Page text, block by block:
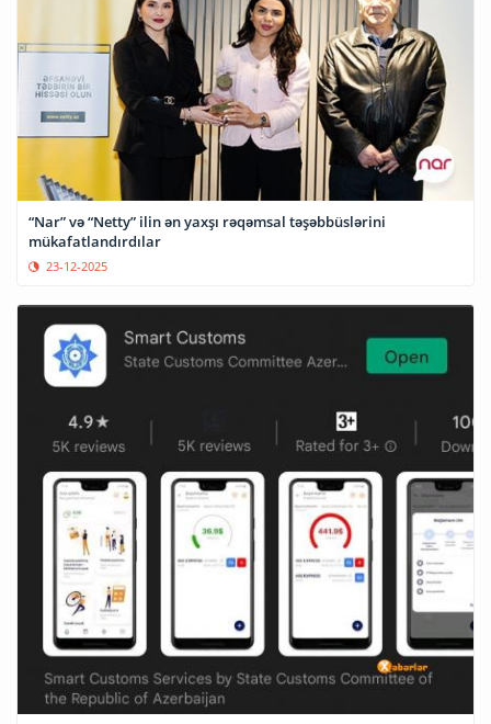
“Nar” və “Netty” ilin ən yaxşı rəqəmsal təşəbbüslərini
mükafatlandırdılar
23-12-2025